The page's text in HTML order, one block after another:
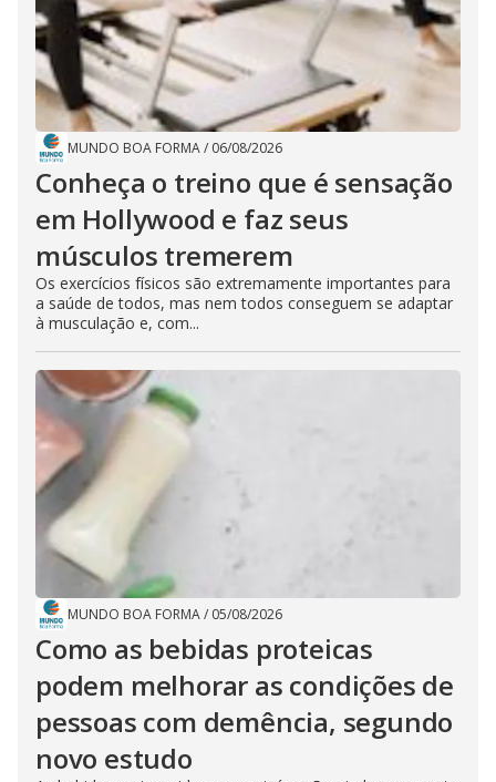
MUNDO BOA FORMA/ 06/08/2026
Conheça o treino que é sensação
em Hollywood e faz seus
músculos tremerem
Os exercícios físicos são extremamente importantes para
a saúde de todos, mas nem todos conseguem se adaptar
à musculação e, com...
MUNDO BOA FORMA/ 05/08/2026
Como as bebidas proteicas
podem melhorar as condições de
pessoas com demência, segundo
novo estudo